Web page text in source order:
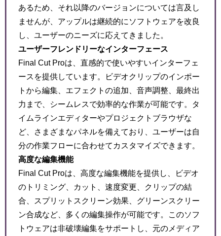
あるため、それ以降のバージョンについては言及し
ませんが、アップルは継続的にソフトウェアを改良
し、ユーザーのニーズに応えてきました。
ユーザーフレンドリーなインターフェース
Final Cut Proは、直感的で使いやすいインターフェ
ースを提供しています。ビデオクリップのインポー
トから編集、エフェクトの追加、音声調整、最終出
力まで、シームレスで効率的な作業が可能です。タ
イムラインエディターやプロジェクトブラウザな
ど、さまざまなパネルを備えており、ユーザーは自
分の作業フローに合わせてカスタマイズできます。
高度な編集機能
Final Cut Proは、高度な編集機能を提供し、ビデオ
のトリミング、カット、速度変更、クリップの結
合、スプリットスクリーン効果、グリーンスクリー
ン合成など、多くの編集操作が可能です。このソフ
トウェアは非破壊編集をサポートし、元のメディア